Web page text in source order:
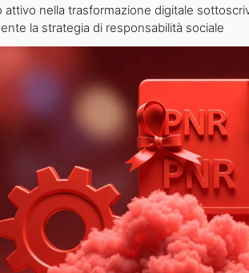
attivo nella trasformazione digitale
la strategia di responsabilità sociale